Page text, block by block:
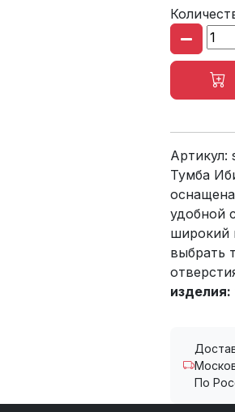
Артикул:
Тумба
удобной
широкий
выбрать
изделия:
По